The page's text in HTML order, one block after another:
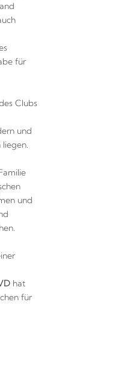
für
Clubs
und
und
hat
für